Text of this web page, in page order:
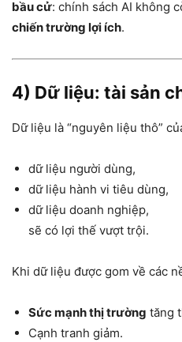
bầu cử: chính sách AI không
chiến trường lợi ích.
4) Dữ liệu: tài sản
Dữ liệu là “nguyên liệu thô”
dữ liệu người dùng,
dữ liệu hành vi tiêu dùng,
dữ liệu doanh nghiệp,
sẽ có lợi thế vượt trội.
Khi dữ liệu được gom về các
Sức mạnh thị trường tăng
Cạnh tranh giảm.